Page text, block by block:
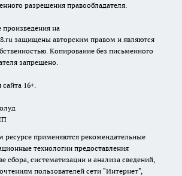
разрешения правообладателя.
на
защищены авторским правом и являются
Копирование без письменного
запрещено.
сайта 16+.
применяются рекомендательные
технологии предоставления
сбора, систематизации и анализа сведений,
пользователей сети "Интернет",